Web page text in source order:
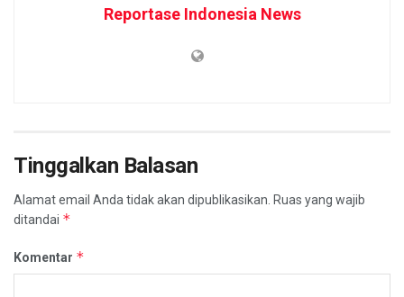
Reportase Indonesia News
Tinggalkan Balasan
Alamat email Anda tidak akan dipublikasikan. Ruas yang wajib
ditandai *
Komentar *